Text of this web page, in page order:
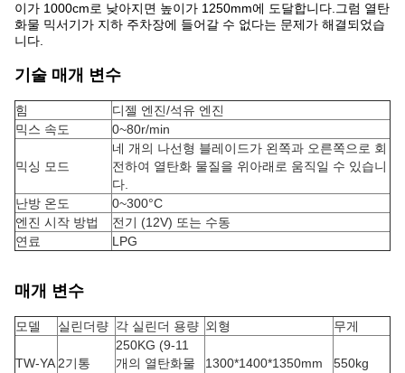
이가 1000cm로 낮아지면 높이가 1250mm에 도달합니다.그럼 열탄
화물 믹서기가 지하 주차장에 들어갈 수 없다는 문제가 해결되었습
니다.
기술 매개 변수
힘
디젤 엔진/석유 엔진
믹스 속도
0~80r/min
믹싱 모드
네 개의 나선형 블레이드가 왼쪽과 오른쪽으로 회
전하여 열탄화 물질을 위아래로 움직일 수 있습니
다.
난방 온도
0~300°C
엔진 시작 방법
전기 (12V) 또는 수동
연료
LPG
매개 변수
모델 실린더량 각 실린더 용량 외형 무게
TW-YA 2기통
250KG (9-11
개의 열탄화물
1300*1400*1350mm 550kg